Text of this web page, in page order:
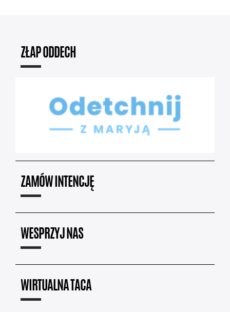
ZŁAP ODDECH
ZAMÓW INTENCJĘ
WESPRZYJ NAS
WIRTUALNA TACA